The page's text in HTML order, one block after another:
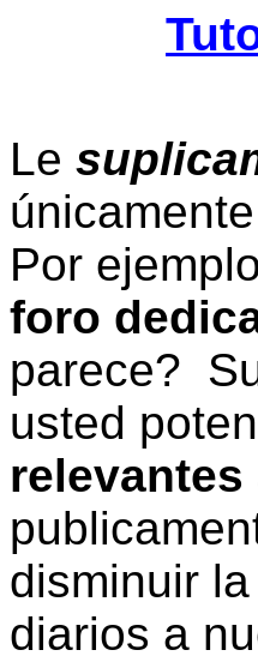
Le
Por
foro
parece?
usted
relevantes
disminuir
diarios a